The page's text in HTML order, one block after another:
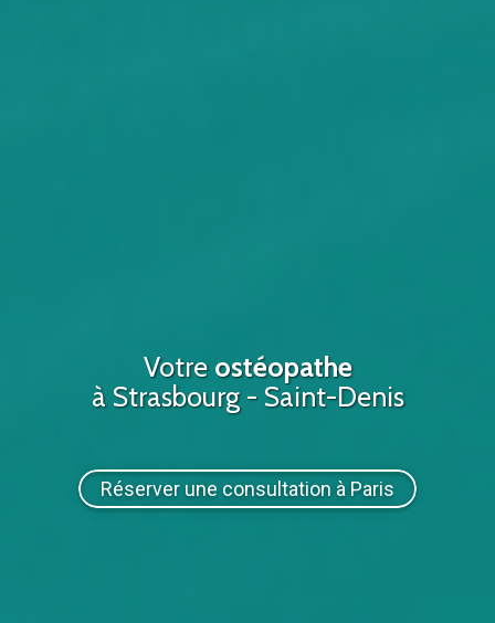
Votre ostéopathe
à Strasbourg - Saint-Denis
Réserver une consultation à Paris